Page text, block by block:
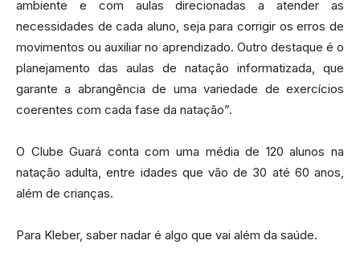
ambiente e com aulas direcionadas a atender as
necessidades de cada aluno, seja para corrigir os erros de
movimentos ou auxiliar no aprendizado. Outro destaque é o
planejamento das aulas de natação informatizada, que
garante a abrangência de uma variedade de exercícios
coerentes com cada fase da natação”.
O Clube Guará conta com uma média de 120 alunos na
natação adulta, entre idades que vão de 30 até 60 anos,
além de crianças.
Para Kleber, saber nadar é algo que vai além da saúde.